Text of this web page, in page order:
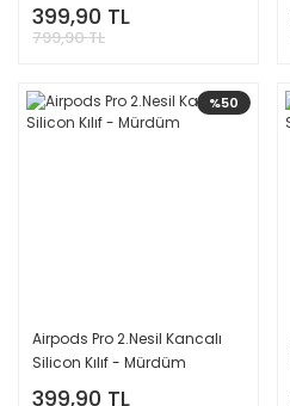
399,90 TL
799,90 TL
%50
Airpods Pro 2.Nesil Kancalı
Silicon Kılıf - Mürdüm
399,90 TL